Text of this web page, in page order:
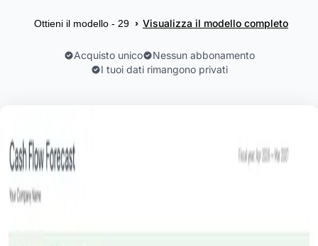
Ottieni il modello - 29 › Visualizza il modello completo
Acquisto unico
Nessun abbonamento
I tuoi dati rimangono privati